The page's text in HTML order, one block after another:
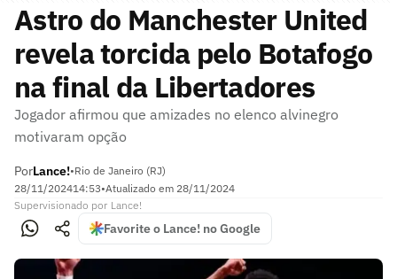
Astro do Manchester United
revela torcida pelo Botafogo
na final da Libertadores
Jogador afirmou que amizades no elenco alvinegro
motivaram opção
PorLance!•Rio de Janeiro (RJ)
28/11/202414:53•Atualizado em 28/11/2024
Supervisionado por Lance!
Favorite o Lance! no Google